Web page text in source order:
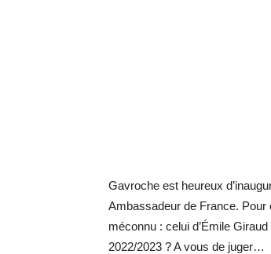
Gavroche est heureux
Ambassadeur de France. Pour
méconnu : celui d’Émile
2022/2023 ? A vous de juger…